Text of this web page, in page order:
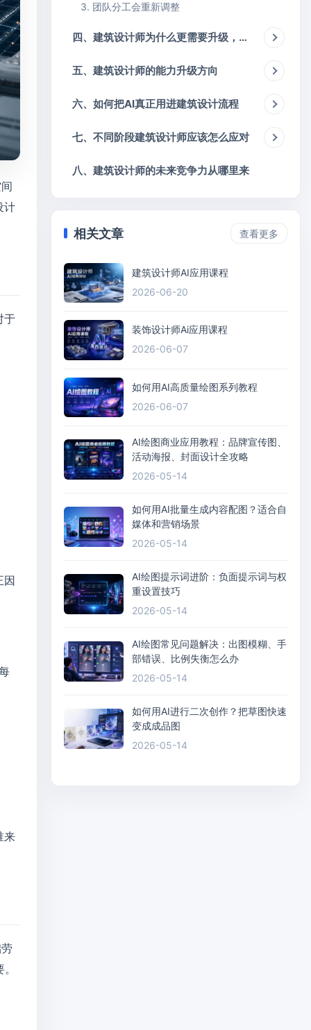
计
于
因
来
3. 团队分工会重新调整
四、建筑设计师为什么更需要升级，而不是担心被替代
五、建筑设计师的能力升级方向
六、如何把AI真正用进建筑设计流程
七、不同阶段建筑设计师应该怎么应对
八、建筑设计师的未来竞争力从哪里来
相关文章 查看更多
建筑设计师AI应用课程
2026-06-20
装饰设计师Ai应用课程
2026-06-07
如何用AI高质量绘图系列教程
2026-06-07
AI绘图商业应用教程：品牌宣传图、
活动海报、封面设计全攻略
2026-05-14
如何用AI批量生成内容配图？适合自
媒体和营销场景
2026-05-14
AI绘图提示词进阶：负面提示词与权
重设置技巧
2026-05-14
AI绘图常见问题解决：出图模糊、手
部错误、比例失衡怎么办
2026-05-14
如何用AI进行二次创作？把草图快速
变成成品图
2026-05-14